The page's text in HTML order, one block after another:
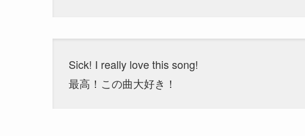
Sick! I really love this song!
最高！この曲大好き！